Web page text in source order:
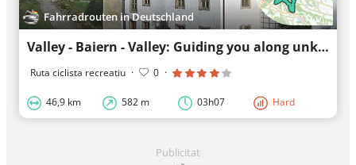
Fahrradrouten in Deutschland
Valley - Baiern - Valley: Guiding you along unknown trails
Ruta ciclista recreatiu · 0 ·
46,9 km 582 m 03h07 Hard
Publicitat